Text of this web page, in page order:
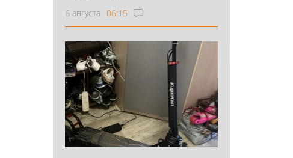
6 августа 06:15